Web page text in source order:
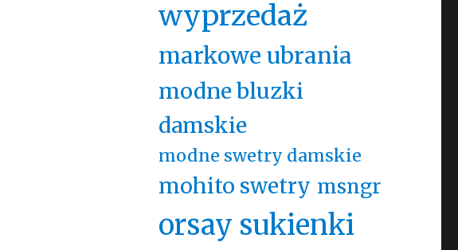
wyprzedaż
markowe ubrania
modne bluzki
damskie
modne swetry damskie
mohito swetry msngr
orsay sukienki